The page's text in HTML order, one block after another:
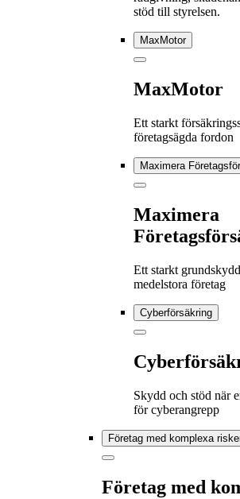
stöd till styrelsen.
MaxMotor
MaxMotor
Ett starkt
företagsägda fordon
Maximera
Maximera
Ett starkt
medelstora företag
Cyberförsäkring
Skydd och stöd när
för cyberangrepp
Företag med komplexa
Företag med